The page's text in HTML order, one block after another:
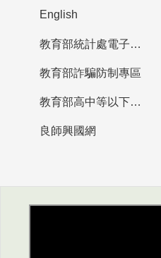
English
教育部統計處電子書櫃
教育部詐騙防制專區
教育部高中等以下學校及幼兒園教師資格檢定考試
良師興國網